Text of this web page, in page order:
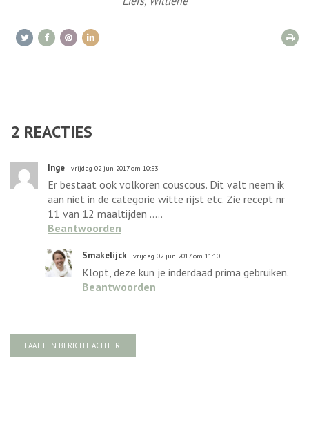
2 REACTIES
Inge vrijdag 02 jun 2017 om 10:53
Er bestaat ook volkoren couscous. Dit valt neem ik
aan niet in de categorie witte rijst etc. Zie recept nr
11 van 12 maaltijden .....
Beantwoorden
Smakelijck vrijdag 02 jun 2017 om 11:10
Klopt, deze kun je inderdaad prima gebruiken.
Beantwoorden
LAAT EEN BERICHT ACHTER!